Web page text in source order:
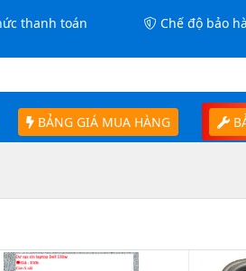
thanh toán Chế độ bảo
BẢNG GIÁ MUA HÀNG